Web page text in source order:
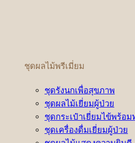
ชุดผลไม้พรีเมี่ยม
ชุดรังนกเพื่อสุขภาพ
ชุดผลไม้เยี่ยมผู้ป่วย
ชุดกระเป๋าเยี่ยมไข้พร้อม
ชุดเครื่องดื่มเยี่ยมผู้ป่วย